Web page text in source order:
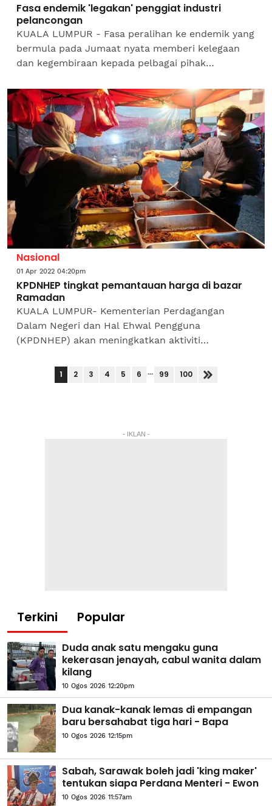
Fasa endemik 'legakan' penggiat industri
pelancongan
KUALA LUMPUR - Fasa peralihan ke endemik yang
bermula pada Jumaat nyata memberi kelegaan
dan kegembiraan kepada pelbagai pihak
dua tahun terpaksa...
Nasional
01 Apr 2022 04:20pm
KPDNHEP tingkat pemantauan harga di bazar
Ramadan
KUALA LUMPUR- Kementerian Perdagangan
Dalam Negeri dan Hal Ehwal Pengguna
(KPDNHEP) akan meningkatkan aktiviti
bazar Ramadan di seluruh negara sepanjang
1 2 3 4 5 6 ... 99 100
- IKLAN -
Terkini Popular
Duda anak satu mengaku guna
kekerasan jenayah, cabul wanita dalam
kilang
10 Ogos 2026 12:20pm
Dua kanak-kanak lemas di empangan
baru bersahabat tiga hari - Bapa
10 Ogos 2026 12:15pm
Sabah, Sarawak boleh jadi 'king maker'
tentukan siapa Perdana Menteri - Ewon
10 Ogos 2026 11:57am